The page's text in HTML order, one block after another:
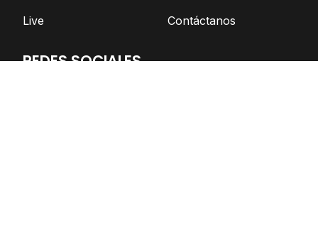
Live
Contáctanos
REDES SOCIALES